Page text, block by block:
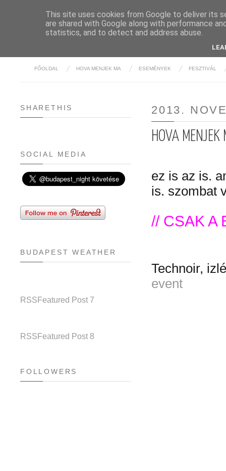
FŐOLDAL HOVA MENJEK MA ESEMÉNYEK FESZTIVÁL
2013.
HOVA
ez is az is.
is. szombat
// CSAK A
Technoir,
event
SHARETHIS
SOCIAL MEDIA
BUDAPEST WEATHER
RSS Featured Post 7
RSS Featured Post 8
FOLLOWERS
This site uses cookies from Google to deliver its
are shared with Google along with performance
statistics, and to detect and address abuse.